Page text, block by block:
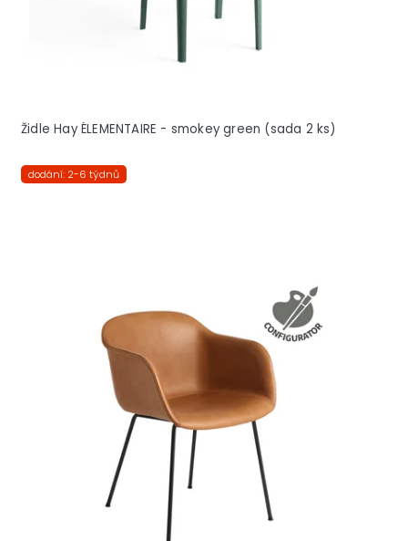
Židle Hay ÉLEMENTAIRE - smokey green (sada 2 ks)
dodání: 2-6 týdnů